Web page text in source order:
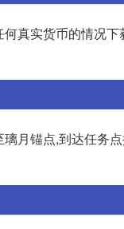
真实货币的情况
月锚点,到达任务